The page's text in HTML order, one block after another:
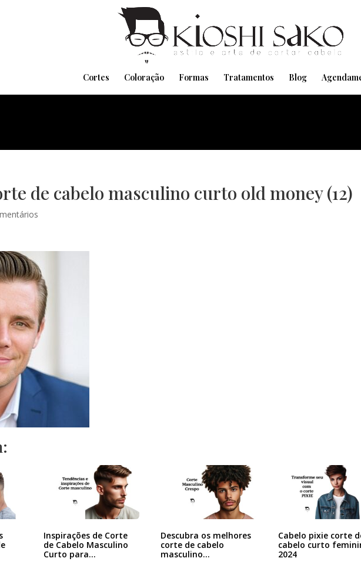
Cortes Coloração Formas Tratamentos Blog
de cabelo masculino curto old money (12)
Inspirações de Corte
de Cabelo Masculino
Curto para…
Descubra os melhores
corte de cabelo
masculino…
Cabelo pixie corte
cabelo curto
2024
Pensando em transformar seu Visual??
Agende pelo Whatsapp